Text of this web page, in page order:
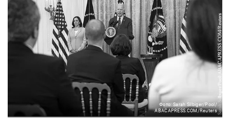
Фото: Sarah Silbiger/Pool/
ABACAPRESS.COM/Reuters